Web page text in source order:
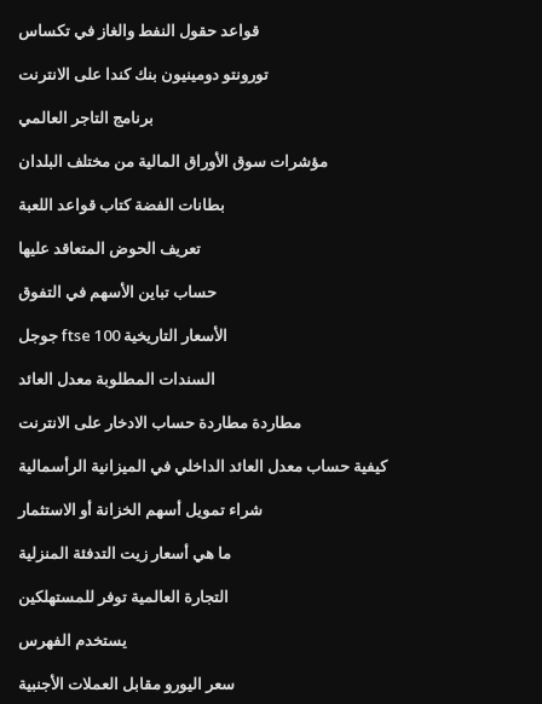
قواعد حقول النفط والغاز في تكساس
تورونتو دومينيون بنك كندا على الانترنت
برنامج التاجر العالمي
مؤشرات سوق الأوراق المالية من مختلف البلدان
بطانات الفضة كتاب قواعد اللعبة
تعريف الحوض المتعاقد عليها
حساب تباين الأسهم في التفوق
جوجل ftse 100 الأسعار التاريخية
السندات المطلوبة معدل العائد
مطاردة مطاردة حساب الادخار على الانترنت
كيفية حساب معدل العائد الداخلي في الميزانية الرأسمالية
شراء تمويل أسهم الخزانة أو الاستثمار
ما هي أسعار زيت التدفئة المنزلية
التجارة العالمية توفر للمستهلكين
يستخدم الفهرس
سعر اليورو مقابل العملات الأجنبية